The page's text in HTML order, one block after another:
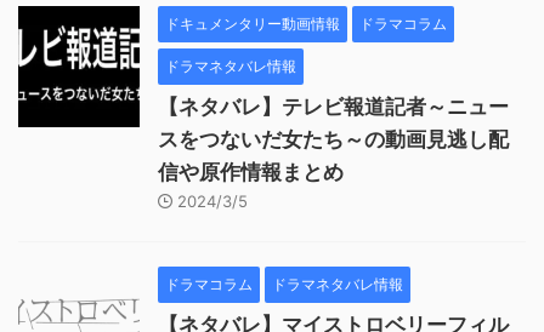
ドキュメンタリー動画情報 ドラマコラム
ドラマネタバレ情報
【ネタバレ】テレビ報道記者～ニュー
スをつないだ女たち～の動画見逃し配
信や原作情報まとめ
2024/3/5
ドラマコラム ドラマネタバレ情報
【ネタバレ】マイストロベリーフィル